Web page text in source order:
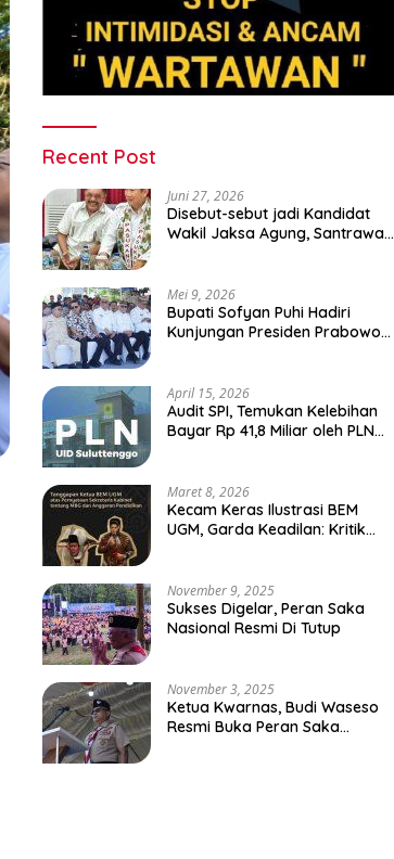
Recent Post
Juni 27, 2026
Disebut-sebut jadi Kandidat
Wakil Jaksa Agung, Santrawan
Mei 9, 2026
Bupati Sofyan Puhi Hadiri
Kunjungan Presiden Prabowo
April 15, 2026
Audit SPI, Temukan Kelebihan
Bayar Rp 41,8 Miliar oleh PLN
Maret 8, 2026
Kecam Keras Ilustrasi BEM
UGM, Garda Keadilan: Kritik
Negara
November 9, 2025
Sukses Digelar, Peran Saka
Nasional Resmi Di Tutup
November 3, 2025
Ketua Kwarnas, Budi Waseso
Resmi Buka Peran Saka